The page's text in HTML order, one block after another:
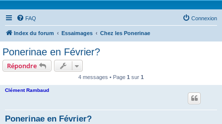
FAQ Connexion
Index du forum Essaimages Chez les Ponerinae
Ponerinae en Février?
Répondre
4 messages • Page 1 sur 1
Clément Rambaud
Ponerinae en Février?